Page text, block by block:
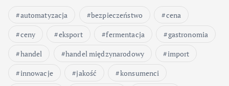
automatyzacja bezpieczeństwo
cena
ceny
eksport fermentacja
gastronomia
handel
handel międzynarodowy
import
innowacje
jakość
konsumenci